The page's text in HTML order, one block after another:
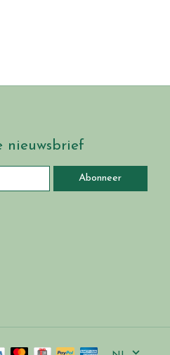
nieuwsbrief
Abonneer